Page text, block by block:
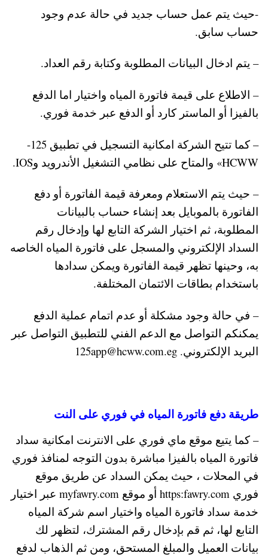
-حيث يتم عمل حساب جديد في حالة عدم وجود
حساب سابق.
– يتم ادخال البيانات المطلوبة وكتابة رقم العداد.
– الاطلاع على قيمة فاتورة المياه واختيار اما الدفع
بالفيزا أو الماستر كارد أو الدفع عبر خدمة فوري.
– كما تتيح الشركة امكانية التسجيل في تطبيق 125-
HCWW» والمتاح على نظامي التشغيل الأندرويد وIOS.
– حيث يتم الاستعلام ومعرفة قيمة الفاتورة أو دفع
الفاتورة بالموبايل بعد إنشاء حساب بالبيانات
المطلوبة، ثم اختيار الشركة التابع لها وإدخال رقم
السداد الإلكتروني والمسجل على فاتورة المياه الخاصه
به، وحينها تظهر قيمة الفاتورة ويمكن سدادها
باستخدام بطاقات الائتمان المختلفة.
– في حالة وجود مشكلة أو عدم اتمام عملية الدفع
يمكنكم التواصل مع الدعم الفني للتطبيق التواصل عبر
البريد الإلكتروني. 125app@hcww.com.eg
طريقة دفع فاتورة المياه في فوري على النت
– كما يتيع موقع ماي فوري على الانترنت امكانية سداد
فاتورة المياه بالفيزا مباشرة بدون التوجه لمنافذ فوري
في المحلات ، حيث يمكن السداد عن طريق موقع
فوري https:fawry.com أو موقع myfawry.com عبر اختيار
خدمة سداد فاتورة المياه واختيار اسم شركة المياه
التابع لها، ثم قم بإدخال رقم المشترك، لتظهر لك
بيانات العميل والمبلغ المستحق، ومن ثم الذهاب لدفع